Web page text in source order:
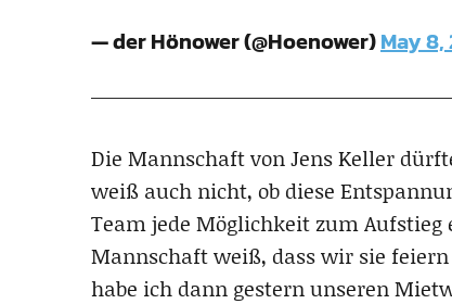
— der Hönower (@Hoenower)May 8,
Die Mannschaft von Jens Keller
weiß auch nicht, ob diese
Team jede Möglichkeit zum
Mannschaft weiß, dass wir sie
habe ich dann gestern unseren